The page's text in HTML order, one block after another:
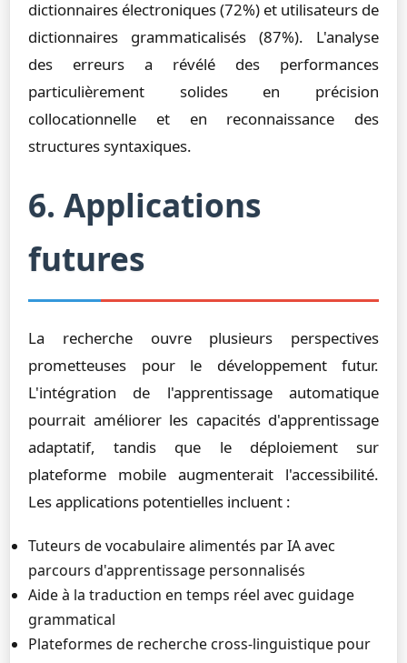
dictionnaires électroniques (72%) et utilisateurs de
dictionnaires grammaticalisés (87%). L'analyse
des erreurs a révélé des performances
particulièrement solides en précision
collocationnelle et en reconnaissance des
structures syntaxiques.
6. Applications
futures
La recherche ouvre plusieurs perspectives
prometteuses pour le développement futur.
L'intégration de l'apprentissage automatique
pourrait améliorer les capacités d'apprentissage
adaptatif, tandis que le déploiement sur
plateforme mobile augmenterait l'accessibilité.
Les applications potentielles incluent :
Tuteurs de vocabulaire alimentés par IA avec
parcours d'apprentissage personnalisés
Aide à la traduction en temps réel avec guidage
grammatical
Plateformes de recherche cross-linguistique pour